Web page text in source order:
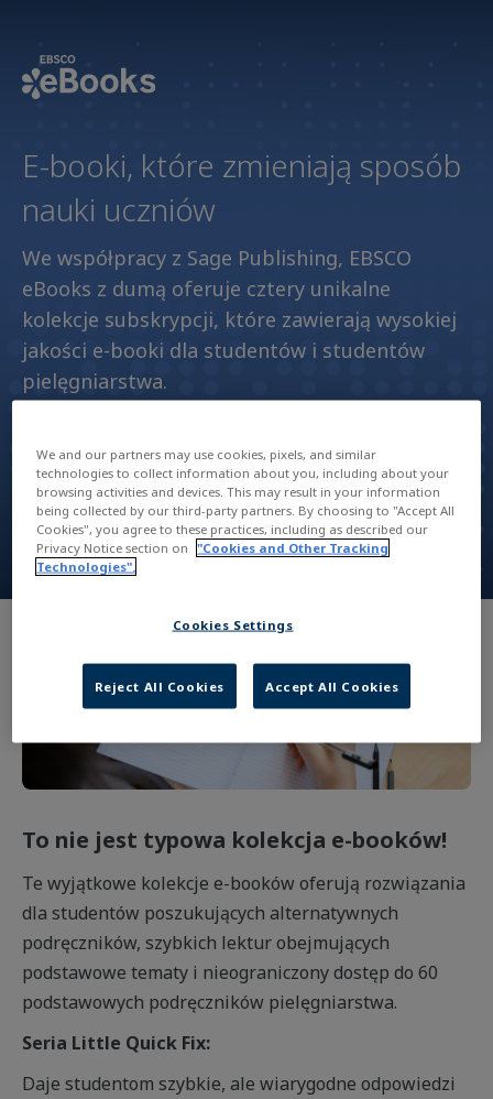
E-booki, które zmieniają sposób
nauki uczniów
We współpracy z Sage Publishing, EBSCO
eBooks z dumą oferuje cztery unikalne
kolekcje subskrypcji, które zawierają wysokiej
jakości e-booki dla studentów i studentów
pielęgniarstwa.
To nie jest typowa kolekcja e-booków!
Te wyjątkowe kolekcje e-booków oferują rozwiązania
dla studentów poszukujących alternatywnych
podręczników, szybkich lektur obejmujących
podstawowe tematy i nieograniczony dostęp do 60
podstawowych podręczników pielęgniarstwa.
Seria Little Quick Fix:
Daje studentom szybkie, ale wiarygodne odpowiedzi
We and our partners may use cookies, pixels, and similar
technologies to collect information about you, including about your
browsing activities and devices. This may result in your information
being collected by our third-party partners. By choosing to "Accept All
Cookies", you agree to these practices, including as described our
Privacy Notice section on
"Cookies and Other Tracking
Technologies".
Cookies Settings
Reject All Cookies Accept All Cookies